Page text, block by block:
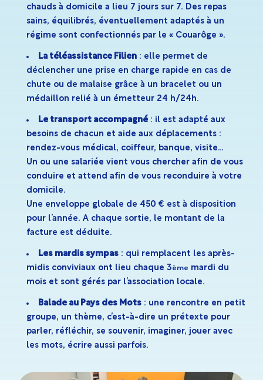
chauds à domicile a lieu 7 jours sur 7. Des repas
sains, équilibrés, éventuellement adaptés à un
régime sont confectionnés par le « Couarôge ».
La téléassistance Filien: elle permet de
déclencher une prise en charge rapide en cas de
chute ou de malaise grâce à un bracelet ou un
médaillon relié à un émetteur 24 h/24h.
Le transport accompagné: il est adapté aux
besoins de chacun et aide aux déplacements :
rendez-vous médical, coiffeur, banque, visite…
Un ou une salariée vient vous chercher afin de vous
conduire et attend afin de vous reconduire à votre
domicile.
Une enveloppe globale de 450 € est à disposition
pour l’année. A chaque sortie, le montant de la
facture est déduite.
Les mardis sympas: qui remplacent les après-
midis conviviaux ont lieu chaque 3ème mardi du
mois et sont gérés par l’association locale.
Balade au Pays des Mots: une rencontre en petit
groupe, un thème, c’est-à-dire un prétexte pour
parler, réfléchir, se souvenir, imaginer, jouer avec
les mots, écrire aussi parfois.